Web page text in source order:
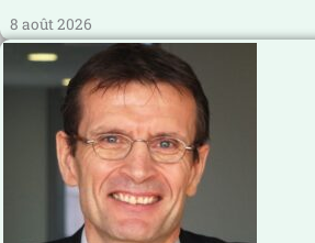
8 août 2026